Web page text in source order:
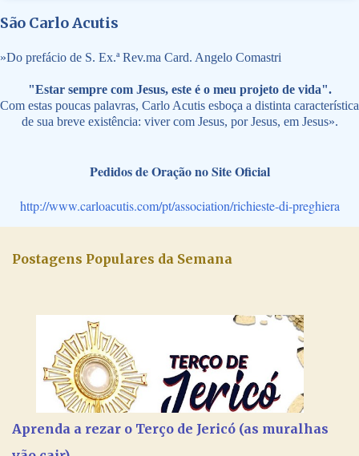
São Carlo Acutis
»Do prefácio de S. Ex.ª Rev.ma Card. Angelo Comastri
"Estar sempre com Jesus, este é o meu projeto de vida".
Com estas poucas palavras, Carlo Acutis esboça a distinta característica
de sua breve existência: viver com Jesus, por Jesus, em Jesus».
Pedidos de Oração no Site Oficial
http://www.carloacutis.com/pt/association/richieste-di-preghiera
Postagens Populares da Semana
Aprenda a rezar o Terço de Jericó (as muralhas